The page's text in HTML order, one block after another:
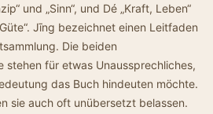
und „Sinn“, und Dé „Kraft, Leben“
Jīng bezeichnet einen Leitfaden
Die beiden
stehen für etwas Unaussprechliches,
das Buch hindeuten möchte.
sie auch oft unübersetzt belassen.